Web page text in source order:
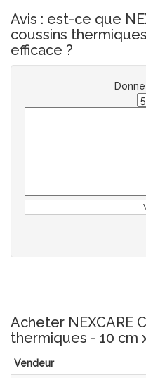
Avis : est-ce que
coussins
efficace ?
Acheter NEXCARE
thermiques - 10 cm
Vendeur